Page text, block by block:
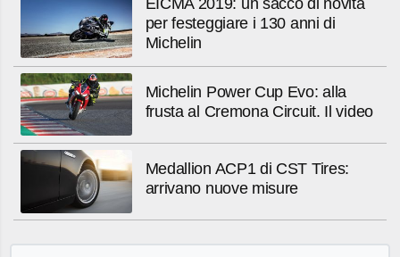
per festeggiare i 130 anni di
Michelin
Michelin Power Cup Evo: alla
frusta al Cremona Circuit. Il video
Medallion ACP1 di CST Tires:
arrivano nuove misure